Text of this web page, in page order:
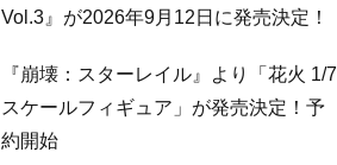
Vol.3』が2026年9月12日に発売決定！
『崩壊：スターレイル』より「花火 1/7
スケールフィギュア」が発売決定！予
約開始